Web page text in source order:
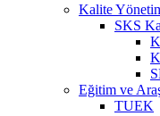
Kalite
SKS
Eğitim ve
TUEK